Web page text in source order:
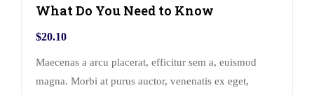
What Do You Need to Know
$20.10
Maecenas a arcu placerat, efficitur sem a, euismod
magna. Morbi at purus auctor, venenatis ex eget,